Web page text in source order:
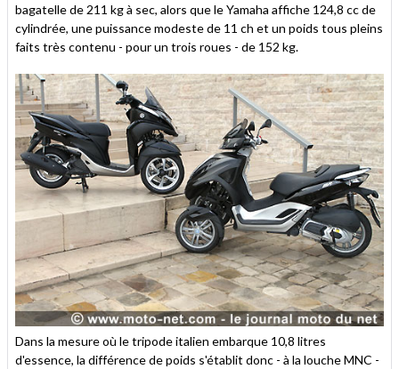
bagatelle de 211 kg à sec, alors que le Yamaha affiche 124,8 cc de
cylindrée, une puissance modeste de 11 ch et un poids tous pleins
faits très contenu - pour un trois roues - de 152 kg.
Dans la mesure où le tripode italien embarque 10,8 litres
d'essence, la différence de poids s'établit donc - à la louche MNC -